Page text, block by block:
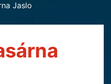
Jaslo